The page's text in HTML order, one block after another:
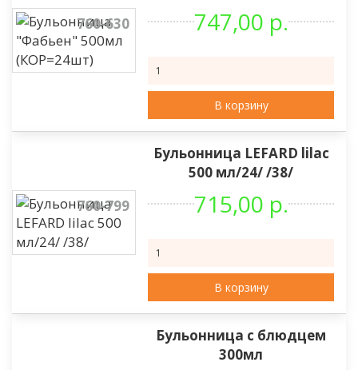
760-630 747,00 р.
В корзину
760-799
Бульонница LEFARD lilac
500 мл/24/ /38/
715,00 р.
В корзину
Бульонница с блюдцем
300мл